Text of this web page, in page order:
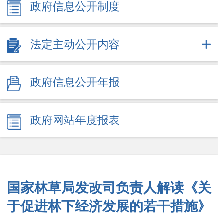
政府信息公开制度
法定主动公开内容
政府信息公开年报
政府网站年度报表
国家林草局发改司负责人解读《关
于促进林下经济发展的若干措施》